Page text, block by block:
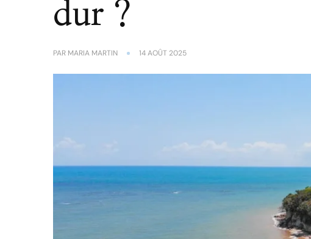
dur ?
PAR MARIA MARTIN 14 AOÛT 2025